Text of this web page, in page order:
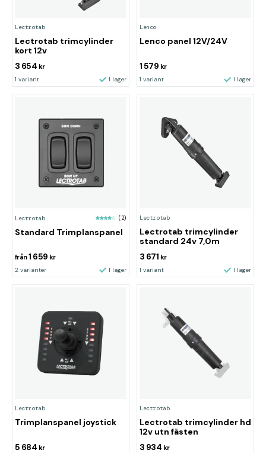
Lectrotab
Lectrotab trimcylinder
kort 12v
3 654 kr
1 variant I lager
Lenco
Lenco panel 12V/24V
1 579 kr
1 variant I lager
Lectrotab (2)
Standard Trimplanspanel
från1 659 kr
2 varianter I lager
Lectrotab
Lectrotab trimcylinder
standard 24v 7,0m
3 671 kr
1 variant I lager
Lectrotab
Trimplanspanel joystick
5 684 kr
Lectrotab
Lectrotab trimcylinder hd
12v utn fästen
3 934 kr